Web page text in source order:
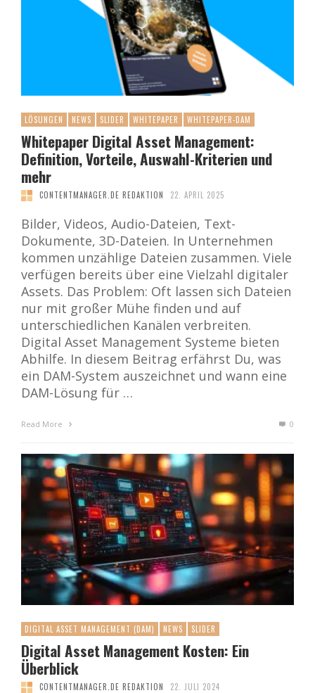
LÖSUNGEN NEWS SLIDER WHITEPAPER WHITEPAPER-DAM
Whitepaper Digital Asset Management:
Definition, Vorteile, Auswahl-Kriterien und
mehr
CONTENTMANAGER.DE REDAKTION 22. APRIL 2025
Bilder, Videos, Audio-Dateien, Text-
Dokumente, 3D-Dateien. In Unternehmen
kommen unzählige Dateien zusammen. Viele
verfügen bereits über eine Vielzahl digitaler
Assets. Das Problem: Oft lassen sich Dateien
nur mit großer Mühe finden und auf
unterschiedlichen Kanälen verbreiten.
Digital Asset Management Systeme bieten
Abhilfe. In diesem Beitrag erfährst Du, was
ein DAM-System auszeichnet und wann eine
DAM-Lösung für …
Read More 0
DIGITAL ASSET MANAGEMENT (DAM) NEWS SLIDER
Digital Asset Management Kosten: Ein
Überblick
CONTENTMANAGER.DE REDAKTION 22. JULI 2024